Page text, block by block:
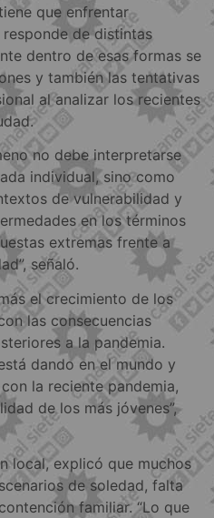
que enfrentar
de distintas
dentro de esas formas se
y también las tentativas
al analizar los recientes
no debe interpretarse
individual, sino como
de vulnerabilidad y
en los términos
extremas frente a
señaló.
el crecimiento de los
las consecuencias
a la pandemia.
dando en el mundo y
la reciente pandemia,
de los más jóvenes”,
local, explicó que muchos
de soledad, falta
familiar. “Lo que